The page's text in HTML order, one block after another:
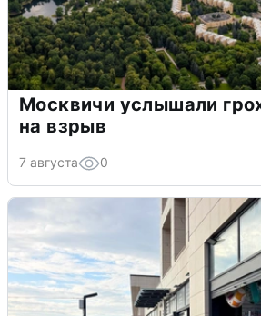
Москвичи услышали
на взрыв
7 августа 0